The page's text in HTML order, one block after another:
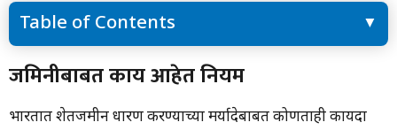
Table of Contents
जमिनीबाबत काय आहेत नियम
जमीनधारणेला मर्यादा आहे का?
जमिनीबाबत काय आहेत नियम
भारतात शेतजमीन धारण करण्याच्या मर्यादेबाबत कोणताही कायदा